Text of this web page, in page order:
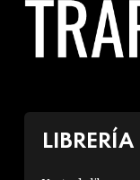
LIBRERÍA